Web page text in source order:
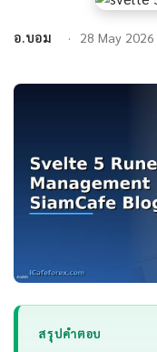
อ.บอม 28 May 2026
สรุปคำตอบ